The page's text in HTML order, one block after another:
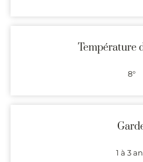
Température
8°
1 à 3